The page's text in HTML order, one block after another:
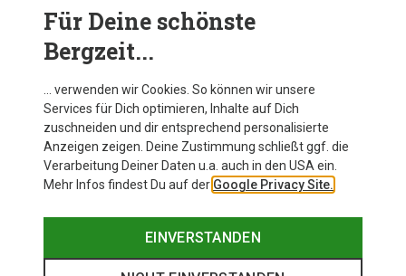
Du sparst 16%
Für Deine schönste
Bergzeit...
… verwenden wir Cookies. So können wir unsere
Services für Dich optimieren, Inhalte auf Dich
zuschneiden und dir entsprechend personalisierte
Anzeigen zeigen. Deine Zustimmung schließt ggf. die
Verarbeitung Deiner Daten u.a. auch in den USA ein.
Mehr Infos findest Du auf der Google Privacy Site.
EINVERSTANDEN